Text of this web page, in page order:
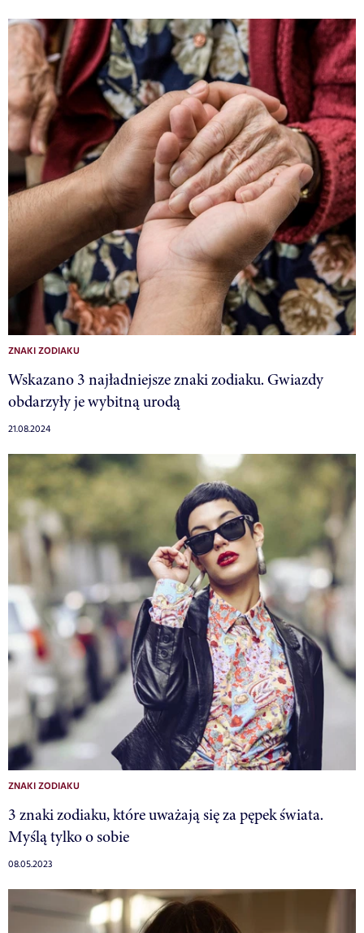
ZNAKI ZODIAKU
Wskazano 3 najładniejsze znaki zodiaku. Gwiazdy
obdarzyły je wybitną urodą
21.08.2024
ZNAKI ZODIAKU
3 znaki zodiaku, które uważają się za pępek świata.
Myślą tylko o sobie
08.05.2023